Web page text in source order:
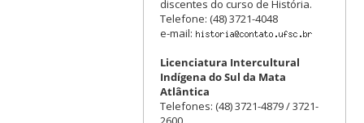
discentes do curso de História.
Telefone: (48) 3721-4048
e-mail:
Licenciatura Intercultural
Indígena do Sul da Mata
Atlântica
Telefones: (48) 3721-4879 / 3721-